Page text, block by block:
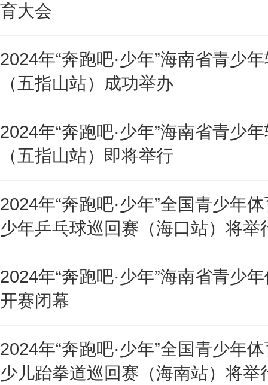
育大会
2024年“奔跑吧·少年”海南省青少
（五指山站）成功举办
2024年“奔跑吧·少年”海南省青少
（五指山站）即将举行
2024年“奔跑吧·少年”全国青少年
少年乒乓球巡回赛（海口站）将举
2024年“奔跑吧·少年”海南省青少
开赛闭幕
2024年“奔跑吧·少年”全国青少年
少儿跆拳道巡回赛（海南站）将举